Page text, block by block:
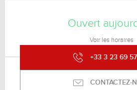
Ouvert
Voir les horaires
+33 3 23 69 57
CONTACTEZ-